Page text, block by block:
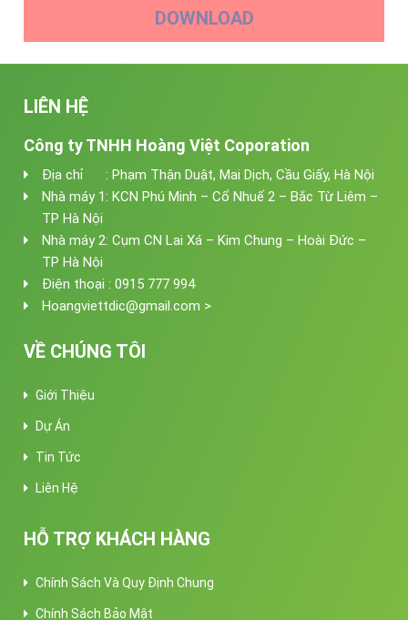
DOWNLOAD
LIÊN HỆ
Công ty TNHH Hoàng Việt Coporation
Địa chỉ : Phạm Thận Duật, Mai Dịch, Cầu Giấy, Hà Nội
Nhà máy 1: KCN Phú Minh – Cổ Nhuế 2 – Bắc Từ Liêm –
TP Hà Nội
Nhà máy 2: Cụm CN Lai Xá – Kim Chung – Hoài Đức –
TP Hà Nội
Điện thoại : 0915 777 994
Hoangviettdic@gmail.com >
VỀ CHÚNG TÔI
Giới Thiệu
Dự Án
Tin Tức
Liên Hệ
HỖ TRỢ KHÁCH HÀNG
Chính Sách Và Quy Định Chung
Chính Sách Bảo Mật